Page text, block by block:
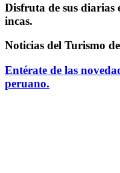
Disfruta de sus diarias
incas.
Noticias del Turismo
Entérate de las
peruano.